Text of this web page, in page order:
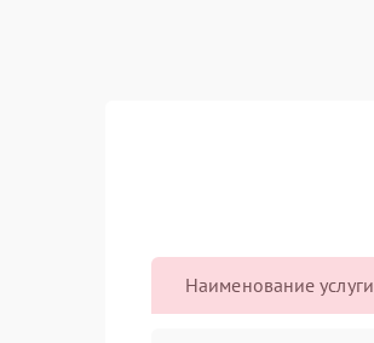
Наименование услуги